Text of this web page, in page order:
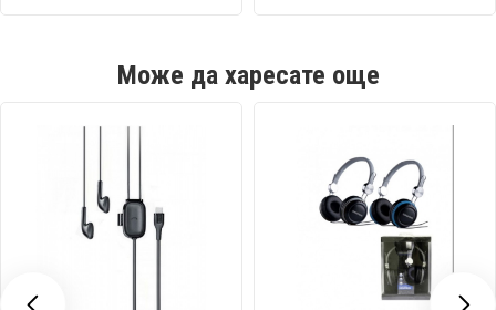
Може да харесате още